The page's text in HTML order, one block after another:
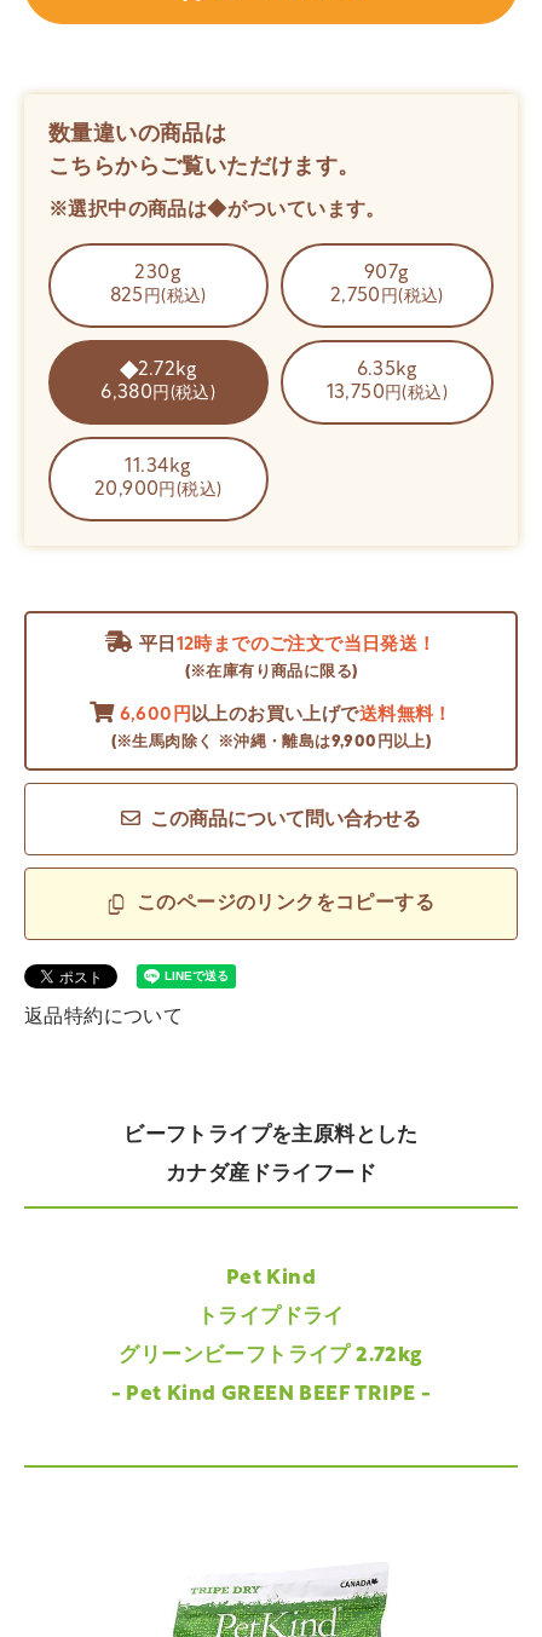
数量違いの商品は
こちらからご覧いただけます。
※選択中の商品は◆がついています。
230g
825 円(税込)
907g
2,750 円(税込)
2.72kg
6,380 円(税込)
6.35kg
13,750 円(税込)
11.34kg
20,900 円(税込)
平日 12時までのご注文で当日発送！
(※在庫有り商品に限る)
6,600円 以上のお買い上げで送料無料！
(※生馬肉除く ※沖縄・離島は9,900円以上)
この商品について問い合わせる
このページのリンクをコピーする
返品特約について
ビーフトライプを主原料とした
カナダ産ドライフード
Pet Kind
トライプドライ
グリーンビーフトライプ 2.72kg
- Pet Kind GREEN BEEF TRIPE -